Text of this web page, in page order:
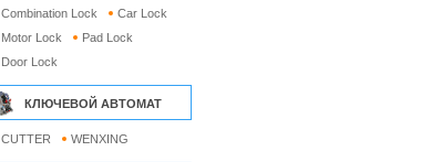
Combination Lock
Car Lock
Motor Lock
Pad Lock
Door Lock
КЛЮЧЕВОЙ АВТОМАТ
CUTTER WENXING